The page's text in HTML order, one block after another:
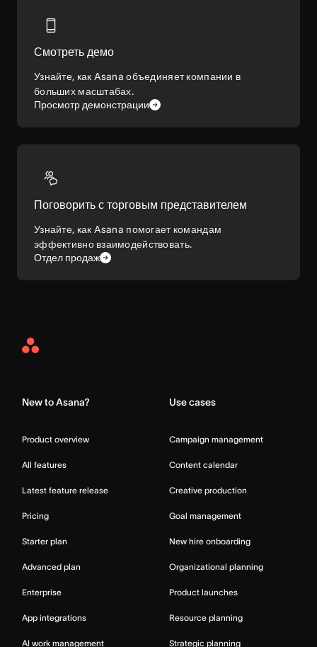
Смотреть демо
Узнайте, как Asana объединяет компании в
больших масштабах.
Просмотр демонстрации
Поговорить с торговым представителем
Узнайте, как Asana помогает командам
эффективно взаимодействовать.
Отдел продаж
Asana
New to Asana?
Product overview
All features
Latest feature release
Pricing
Starter plan
Advanced plan
Enterprise
App integrations
AI work management
Use cases
Campaign management
Content calendar
Creative production
Goal management
New hire onboarding
Organizational planning
Product launches
Resource planning
Strategic planning